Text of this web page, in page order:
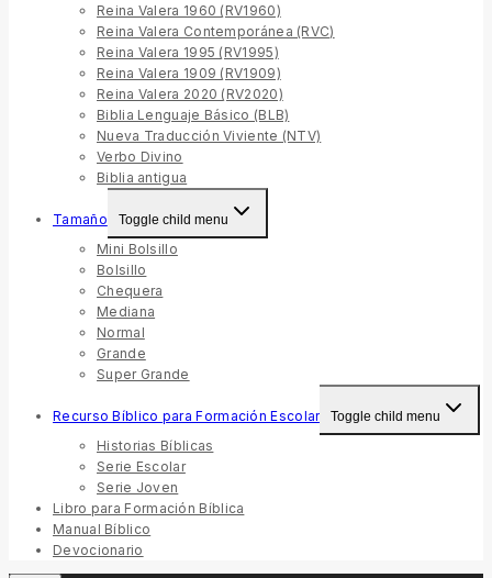
Reina Valera 1960 (RV1960)
Reina Valera Contemporánea (RVC)
Reina Valera 1995 (RV1995)
Reina Valera 1909 (RV1909)
Reina Valera 2020 (RV2020)
Biblia Lenguaje Básico (BLB)
Nueva Traducción Viviente (NTV)
Verbo Divino
Biblia antigua
Tamaño Toggle child menu
Mini Bolsillo
Bolsillo
Chequera
Mediana
Normal
Grande
Super Grande
Recurso Bíblico para Formación Escolar Toggle child menu
Historias Bíblicas
Serie Escolar
Serie Joven
Libro para Formación Bíblica
Manual Bíblico
Devocionario